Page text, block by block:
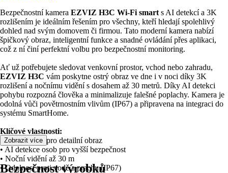
Bezpečnostní kamera EZVIZ H3C Wi-Fi smart s AI detekcí a 3K
rozlišením je ideálním řešením pro všechny, kteří hledají spolehlivý
dohled nad svým domovem či firmou. Tato moderní kamera nabízí
špičkový obraz, inteligentní funkce a snadné ovládání přes aplikaci,
což z ní činí perfektní volbu pro bezpečnostní monitoring.
Ať už potřebujete sledovat venkovní prostor, vchod nebo zahradu,
EZVIZ H3C vám poskytne ostrý obraz ve dne i v noci díky 3K
rozlišení a nočnímu vidění s dosahem až 30 metrů. Díky AI detekci
pohybu rozpozná člověka a minimalizuje falešné poplachy. Kamera je
odolná vůči povětrnostním vlivům (IP67) a připravena na integraci do
systému SmartHome.
Klíčové vlastnosti:
• 3K rozlišení pro detailní obraz
• AI detekce osob pro vyšší bezpečnost
• Noční vidění až 30 m
• Odolnost proti vodě a prachu (IP67)
Zobrazit více
Bezpečnost výrobků